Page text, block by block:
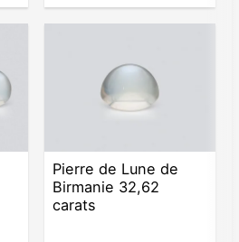
Pierre de Lune de
Birmanie 32,62
carats